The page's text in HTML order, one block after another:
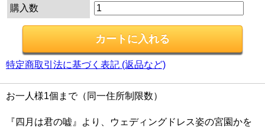
購入数
特定商取引法に基づく表記 (返品など)
お一人様1個まで（同一住所制限数）
『四月は君の嘘』より、ウェディングドレス姿の宮園かを